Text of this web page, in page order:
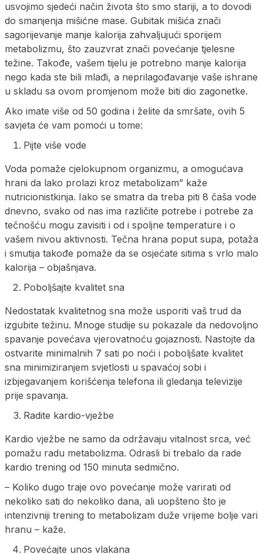
usvojimo sjedeći način života što smo stariji, a to dovodi
do smanjenja mišićne mase. Gubitak mišića znači
sagorijevanje manje kalorija zahvaljujući sporijem
metabolizmu, što zauzvrat znači povećanje tjelesne
težine. Takođe, vašem tijelu je potrebno manje kalorija
nego kada ste bili mlađi, a neprilagođavanje vaše ishrane
u skladu sa ovom promjenom može biti dio zagonetke.
Ako imate više od 50 godina i želite da smršate, ovih 5
savjeta će vam pomoći u tome:
Pijte više vode
Voda pomaže cjelokupnom organizmu, a omogućava
hrani da lako prolazi kroz metabolizam” kaže
nutricionistkinja. Iako se smatra da treba piti 8 čaša vode
dnevno, svako od nas ima različite potrebe i potrebe za
tečnošću mogu zavisiti i od i spoljne temperature i o
vašem nivou aktivnosti. Tečna hrana poput supa, potaža
i smutija takođe pomaže da se osjećate sitima s vrlo malo
kalorija – objašnjava.
Poboljšajte kvalitet sna
Nedostatak kvalitetnog sna može usporiti vaš trud da
izgubite težinu. Mnoge studije su pokazale da nedovoljno
spavanje povećava vjerovatnoću gojaznosti. Nastojte da
ostvarite minimalnih 7 sati po noći i poboljšate kvalitet
sna minimiziranjem svjetlosti u spavaćoj sobi i
izbjegavanjem korišćenja telefona ili gledanja televizije
prije spavanja.
Radite kardio-vježbe
Kardio vježbe ne samo da održavaju vitalnost srca, već
pomažu radu metabolizma. Odrasli bi trebalo da rade
kardio trening od 150 minuta sedmično.
– Koliko dugo traje ovo povećanje može varirati od
nekoliko sati do nekoliko dana, ali uopšteno što je
intenzivniji trening to metabolizam duže vrijeme bolje vari
hranu – kaže.
Povećajte unos vlakana